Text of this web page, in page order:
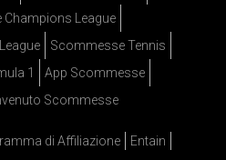
League
Scommesse Tennis
1
App Scommesse
Scommesse
di Affiliazione
Entain